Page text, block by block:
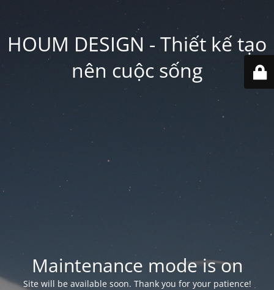
HOUM DESIGN - Thiết kế tạo
nên cuộc sống
Maintenance mode is on
Site will be available soon. Thank you for your patience!